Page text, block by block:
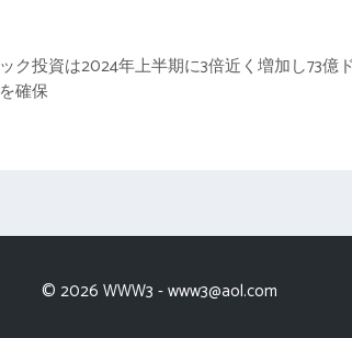
ク投資は2024年上半期に3倍近く増加し73億
確保
© 2026 WWW3 -www3@aol.com